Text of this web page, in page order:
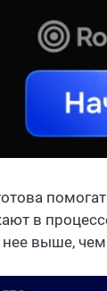
в
выше,